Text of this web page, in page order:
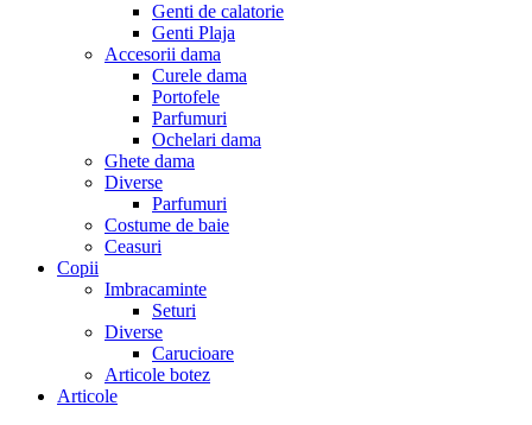
Genti de calatorie
Genti Plaja
Accesorii dama
Curele dama
Portofele
Parfumuri
Ochelari dama
Ghete dama
Diverse
Parfumuri
Costume de baie
Ceasuri
Copii
Imbracaminte
Seturi
Diverse
Carucioare
Articole botez
Articole